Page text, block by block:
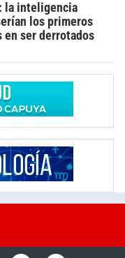
la inteligencia
los primeros
en ser derrotados